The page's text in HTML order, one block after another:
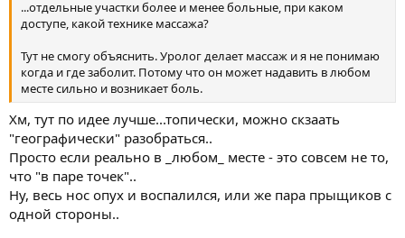
...отдельные участки более и менее больные, при каком
доступе, какой технике массажа?
Тут не смогу объяснить. Уролог делает массаж и я не понимаю
когда и где заболит. Потому что он может надавить в любом
месте сильно и возникает боль.
Хм, тут по идее лучше...топически, можно скзаать
"географически" разобраться..
Просто если реально в _любом_ месте - это совсем не то,
что "в паре точек"..
Ну, весь нос опух и воспалился, или же пара прыщиков с
одной стороны..